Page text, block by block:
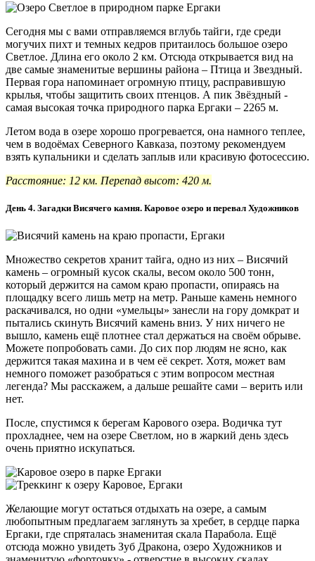
Сегодня мы с вами отправляемся вглубь тайги, где среди
могучих пихт и темных кедров притаилось большое озеро
Светлое. Длина его около 2 км. Отсюда открывается вид на
две самые знаменитые вершины района – Птица и Звездный.
Первая гора напоминает огромную птицу, расправившую
крылья, чтобы защитить своих птенцов. А пик Звёздный -
самая высокая точка природного парка Ергаки – 2265 м.
Летом вода в озере хорошо прогревается, она намного теплее,
чем в водоёмах Северного Кавказа, поэтому рекомендуем
взять купальники и сделать заплыв или красивую фотосессию.
Расстояние: 12 км. Перепад высот: 420 м.
День 4. Загадки Висячего камня. Каровое озеро и перевал Художников
Множество секретов хранит тайга, одно из них – Висячий
камень – огромный кусок скалы, весом около 500 тонн,
который держится на самом краю пропасти, опираясь на
площадку всего лишь метр на метр. Раньше камень немного
раскачивался, но одни «умельцы» занесли на гору домкрат и
пытались скинуть Висячий камень вниз. У них ничего не
вышло, камень ещё плотнее стал держаться на своём обрыве.
Можете попробовать сами. До сих пор людям не ясно, как
держится такая махина и в чем её секрет. Хотя, может вам
немного поможет разобраться с этим вопросом местная
легенда? Мы расскажем, а дальше решайте сами – верить или
нет.
После, спустимся к берегам Карового озера. Водичка тут
прохладнее, чем на озере Светлом, но в жаркий день здесь
очень приятно искупаться.
Желающие могут остаться отдыхать на озере, а самым
любопытным предлагаем заглянуть за хребет, в сердце парка
Ергаки, где спряталась знаменитая скала Парабола. Ещё
отсюда можно увидеть Зуб Дракона, озеро Художников и